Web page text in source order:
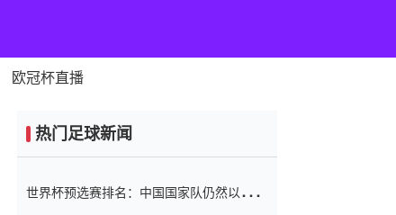
欧冠杯直播
热门足球新闻
世界杯预选赛排名：中国国家队仍然以6分